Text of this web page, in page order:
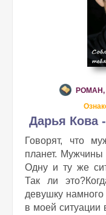
Дарья Кова
Говорят, что
планет.
Одну и ту же
Так ли
девушку
в моей ситуации